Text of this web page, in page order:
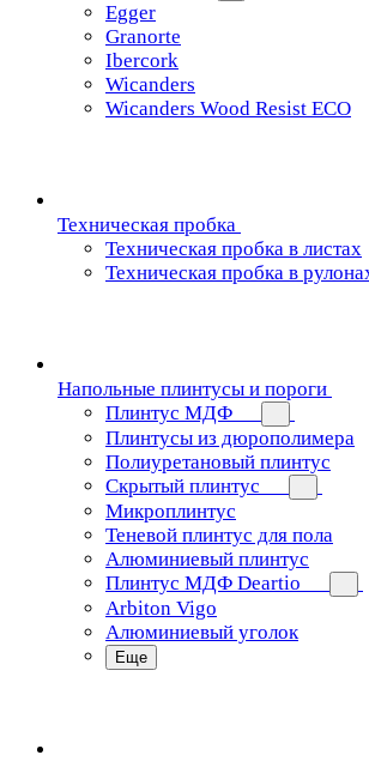
Egger
Granorte
Ibercork
Wicanders
Wicanders Wood Resist ECO
Техническая пробка
Техническая пробка в листах
Техническая пробка в
Напольные плинтусы и пороги
Плинтус МДФ
Плинтусы из дюрополимера
Полиуретановый плинтус
Скрытый плинтус
Микроплинтус
Теневой плинтус для пола
Алюминиевый плинтус
Плинтус МДФ Deartio
Arbiton Vigo
Алюминиевый уголок
Еще